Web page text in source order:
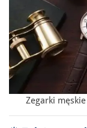
Zegarki